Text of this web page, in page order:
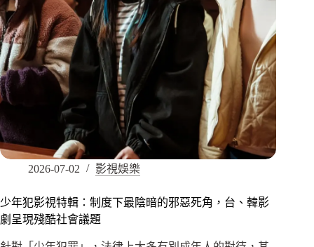
2026-07-02 影視娛樂
少年犯影視特輯：制度下最陰暗的邪惡死角，台、韓影
劇呈現殘酷社會議題